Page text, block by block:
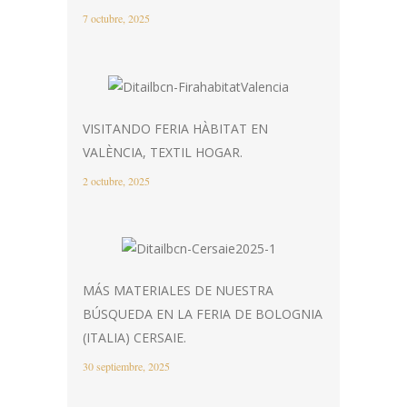
7 octubre, 2025
VISITANDO FERIA HÀBITAT EN
VALÈNCIA, TEXTIL HOGAR.
2 octubre, 2025
MÁS MATERIALES DE NUESTRA
BÚSQUEDA EN LA FERIA DE BOLOGNIA
(ITALIA) CERSAIE.
30 septiembre, 2025